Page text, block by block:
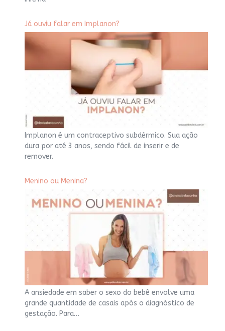
Já ouviu falar em Implanon?
Implanon é um contraceptivo subdérmico. Sua ação
dura por até 3 anos, sendo fácil de inserir e de
remover.
Menino ou Menina?
A ansiedade em saber o sexo do bebê envolve uma
grande quantidade de casais após o diagnóstico de
gestação. Para…